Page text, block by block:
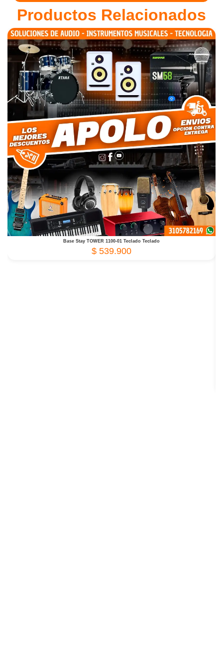
Productos Relacionados
Base Stay TOWER 1100-01 Teclado Teclado
$ 539.900